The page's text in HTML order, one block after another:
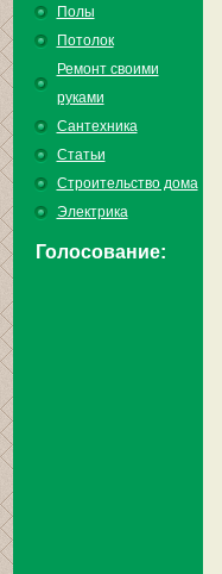
Полы
Потолок
Ремонт своими
руками
Сантехника
Статьи
Строительство дома
Электрика
Голосование: